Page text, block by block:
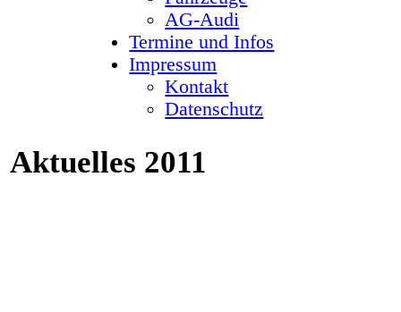
AG-Audi
Termine und Infos
Impressum
Kontakt
Datenschutz
Aktuelles 2011